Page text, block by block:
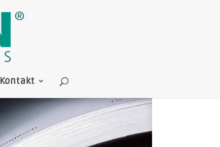
Kontakt